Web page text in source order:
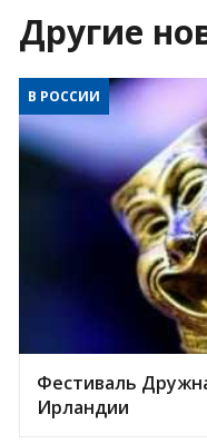
Другие
В РОССИИ
Фестиваль
Ирландии